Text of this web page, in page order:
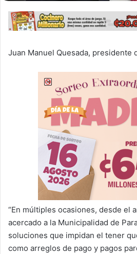
Juan Manuel Quesada, presidente
“En múltiples ocasiones, desde el
acercado a la Municipalidad de
soluciones que impidan el tener
como arreglos de pago y pagos